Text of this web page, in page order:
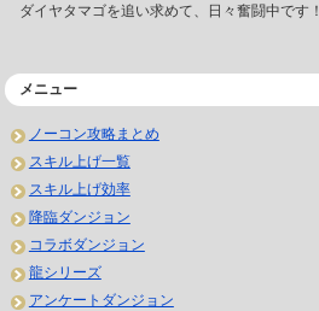
ダイヤタマゴを追い求めて、日々奮闘中です！
メニュー
ノーコン攻略まとめ
スキル上げ一覧
スキル上げ効率
降臨ダンジョン
コラボダンジョン
龍シリーズ
アンケートダンジョン